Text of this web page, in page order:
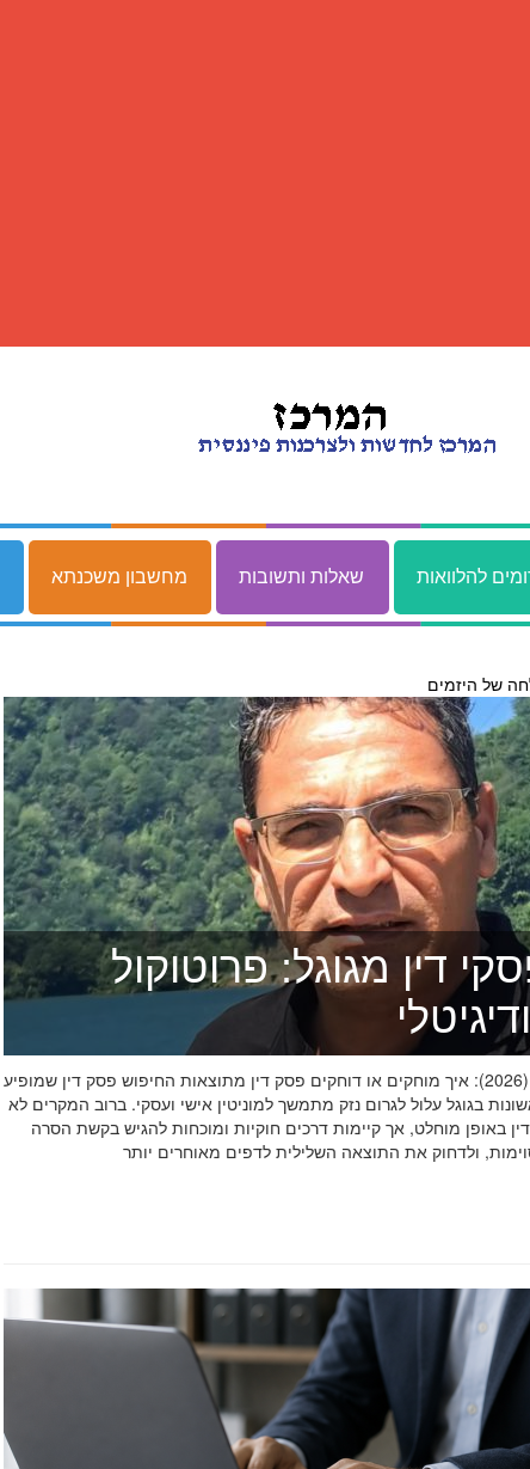
להלוואות שאלות ותשובות מחשבון משכנתא
של היזמים
דין מגוגל: פרוטוקול
הסרת פסקי דין מגוגל (2026): איך מוחקים או דוחקים פסק דין מתוצאות החיפוש פסק דין שמופיע
בגוגל עלול לגרום נזק מתמשך למוניטין אישי ועסקי. ברוב המקרים לא
באופן מוחלט, אך קיימות דרכים חוקיות ומוכחות להגיש בקשת הסרה